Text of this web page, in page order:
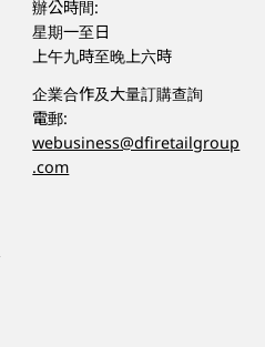
辦公時間:
星期一至日
上午九時至晚上六時
企業合作及大量訂購查詢
電郵:
webusiness@dfiretailgroup
.com